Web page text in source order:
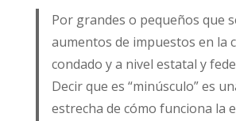
Por grandes o pequeños que
aumentos de impuestos en la
condado y a nivel estatal y
Decir que es “minúsculo” es
estrecha de cómo funciona la